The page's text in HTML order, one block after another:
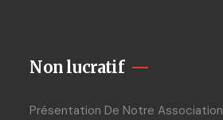
Non lucratif
Présentation De Notre Association